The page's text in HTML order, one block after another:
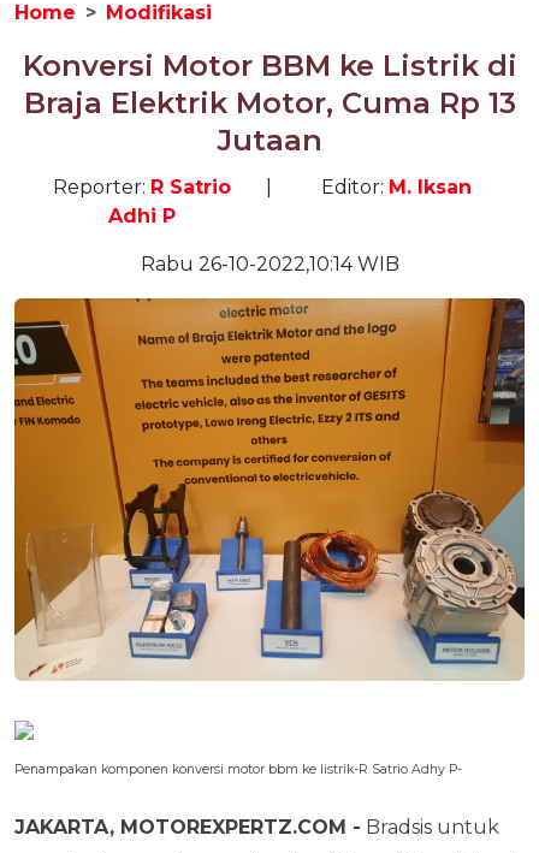
Home Modifikasi
Konversi Motor BBM ke Listrik di
Braja Elektrik Motor, Cuma Rp 13
Jutaan
Reporter: R Satrio
Adhi P
Editor: M. Iksan
Rabu 26-10-2022,10:14 WIB
Penampakan komponen konversi motor bbm ke listrik-R Satrio Adhy P-
JAKARTA, MOTOREXPERTZ.COM - Bradsis untuk